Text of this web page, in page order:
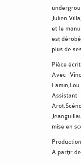
Julien
et le
est
plus de
Pièce
Avec
mise en
A partir